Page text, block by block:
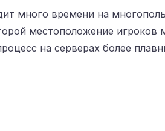
много времени на
местоположение игроков
на серверах более